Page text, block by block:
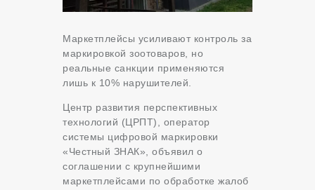
Маркетплейсы усиливают контроль за
маркировкой зоотоваров, но
реальные санкции применяются
лишь к 10% нарушителей.
Центр развития перспективных
технологий (ЦРПТ), оператор
системы цифровой маркировки
«Честный ЗНАК», объявил о
соглашении с крупнейшими
маркетплейсами по обработке жалоб